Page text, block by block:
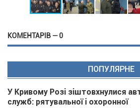
КОМЕНТАРІВ — 0
ПОПУЛЯРНЕ
У Кривому Розі зіштовхнулися
служб: рятувальної і охоронної